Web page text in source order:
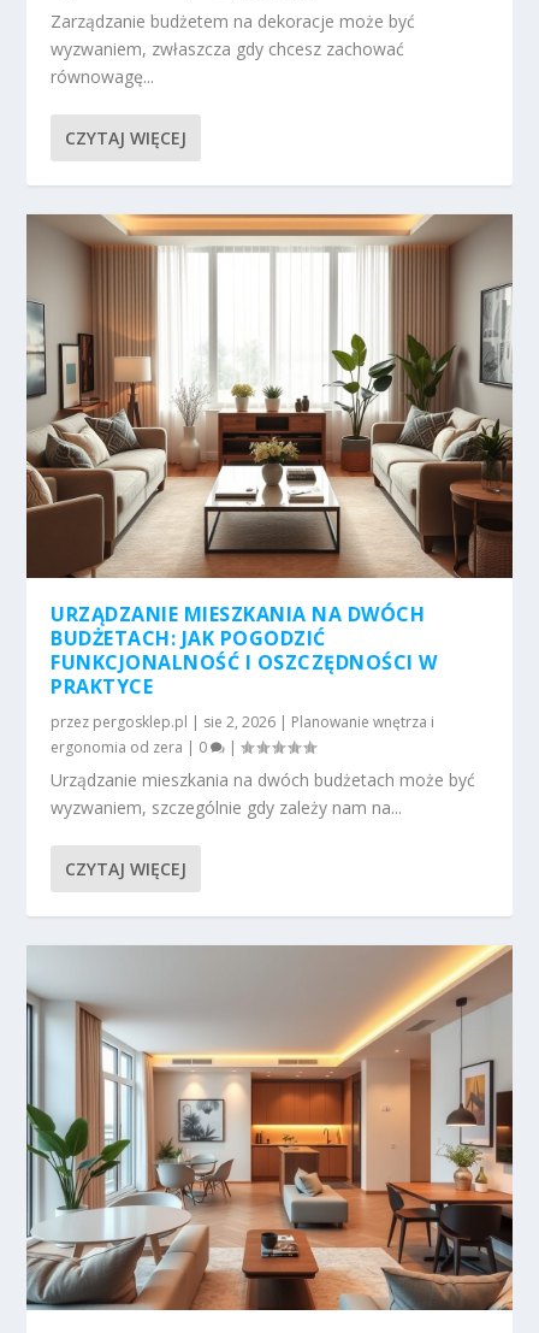
Zarządzanie budżetem na dekoracje może być
wyzwaniem, zwłaszcza gdy chcesz zachować
równowagę...
CZYTAJ WIĘCEJ
URZĄDZANIE MIESZKANIA NA DWÓCH
BUDŻETACH: JAK POGODZIĆ
FUNKCJONALNOŚĆ I OSZCZĘDNOŚCI W
PRAKTYCE
przez pergosklep.pl | sie 2, 2026 | Planowanie wnętrza i
ergonomia od zera | 0 |
Urządzanie mieszkania na dwóch budżetach może być
wyzwaniem, szczególnie gdy zależy nam na...
CZYTAJ WIĘCEJ